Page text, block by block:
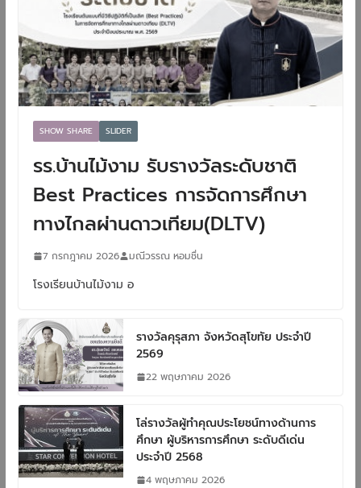
SHOW SHARE SLIDER
รร.บ้านไม้งาม รับรางวัลระดับชาติ
Best Practices การจัดการศึกษา
ทางไกลผ่านดาวเทียม(DLTV)
7 กรกฎาคม 2026 มณีวรรณ หอมชื่น
โรงเรียนบ้านไม้งาม อ
รางวัลคุรุสภา จังหวัดสุโขทัย ประจำปี
2569
22 พฤษภาคม 2026
โล่รางวัลผู้ทำคุณประโยชน์ทางด้านการ
ศึกษา ผู้บริหารการศึกษา ระดับดีเด่น
ประจำปี 2568
4 พฤษภาคม 2026